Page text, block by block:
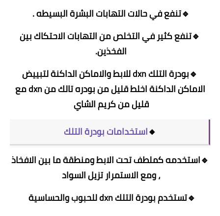
🔹تنفع في حالات التهابات البشرة البسيطه .
🔹تنفع كثير في التخلص من التهابات الاحتكاك بين
الفخذين.
🔹بودرة التلك dxn للابط والاماكن الداكنة لتبييض
الاماكن الداكنة اخلط قليل من بودره تالك من dxn مع
قليل من كريم الشاي
🔸استخدامات بودرة التلك
🔹استخدمه كملطف تحت الابط ومنطقة ما بين الافخاذ
، ومع الاستمرار تزيل السواد
🔹تستخدم بودرة التلك dxn للحبوب والحساسية